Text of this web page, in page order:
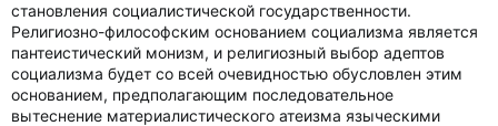
становления социалистической государственности.
Религиозно-философским основанием социализма является
пантеистический монизм, и религиозный выбор адептов
социализма будет со всей очевидностью обусловлен этим
основанием, предполагающим последовательное
вытеснение материалистического атеизма языческими